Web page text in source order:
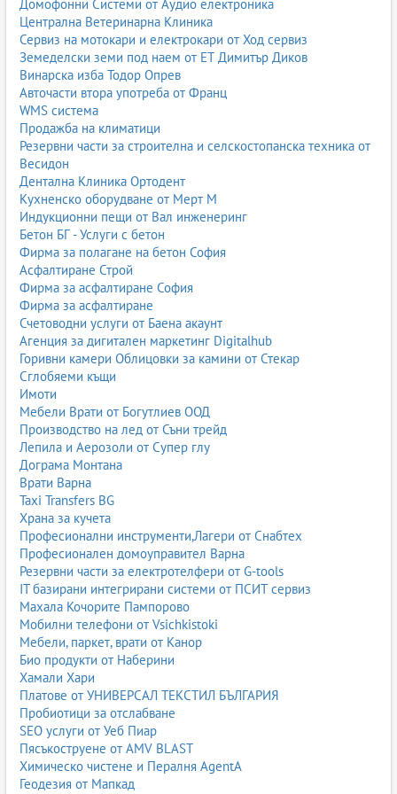
Домофонни Системи от Аудио електроника
Централна Ветеринарна Клиника
Сервиз на мотокари и електрокари от Ход сервиз
Земеделски земи под наем от ЕТ Димитър Диков
Винарска изба Тодор Опрев
Авточасти втора употреба от Франц
WMS система
Продажба на климатици
Резервни части за строителна и селскостопанска техника от
Весидон
Дентална Клиника Ортодент
Кухненско оборудване от Мерт М
Индукционни пещи от Вал инженеринг
Бетон БГ - Услуги с бетон
Фирма за полагане на бетон София
Асфалтиране Строй
Фирма за асфалтиране София
Фирма за асфалтиране
Счетоводни услуги от Баена акаунт
Агенция за дигитален маркетинг Digitalhub
Горивни камери Облицовки за камини от Стекар
Сглобяеми къщи
Имоти
Мебели Врати от Богутлиев ООД
Производство на лед от Съни трейд
Лепила и Аерозоли от Супер глу
Дограма Монтана
Врати Варна
Taxi Transfers BG
Храна за кучета
Професионални инструменти,Лагери от Снабтех
Професионален домоуправител Варна
Резервни части за електротелфери от G-tools
IT базирани интегрирани системи от ПСИТ сервиз
Махала Кочорите Пампорово
Мобилни телефони от Vsichkistoki
Мебели, паркет, врати от Канор
Био продукти от Наберини
Хамали Хари
Платове от УНИВЕРСАЛ ТЕКСТИЛ БЪЛГАРИЯ
Пробиотици за отслабване
SEO услуги от Уеб Пиар
Пясъкоструене от AMV BLAST
Химическо чистене и Пералня AgentA
Геодезия от Мапкад